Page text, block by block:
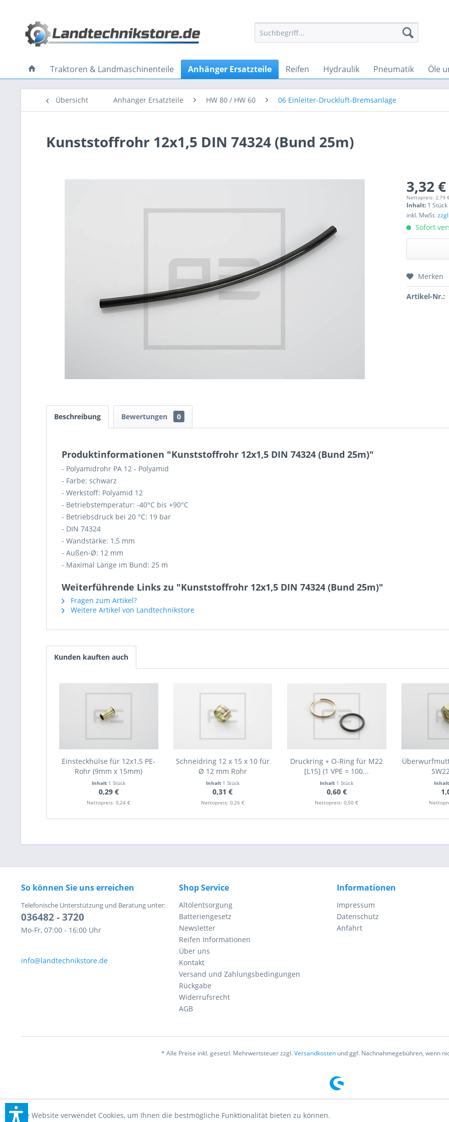
Traktoren & Landmaschinenteile Anhänger Ersatzteile Reifen Hydraulik Pneumatik Öle
Übersicht Anhänger Ersatzteile HW 80 / HW 60 06 Einleiter-Druckluft-Bremsanlage
Kunststoffrohr 12x1,5 DIN 74324 (Bund 25m)
3,32
Nettopreis: 2,79
Inhalt: 1 Stück
inkl. MwSt.
Sofort
Preis
Merken
Artikel-Nr.:
Beschreibung Bewertungen 0
Produktinformationen "Kunststoffrohr 12x1,5 DIN 74324 (Bund 25m)"
- Polyamidrohr PA 12 - Polyamid
- Farbe: schwarz
- Werkstoff: Polyamid 12
- Betriebstemperatur: -40°C bis +90°C
- Betriebsdruck bei 20 °C: 19 bar
- DIN 74324
- Wandstärke: 1,5 mm
- Außen-Ø: 12 mm
- Maximal Länge im Bund: 25 m
Weiterführende Links zu "Kunststoffrohr 12x1,5 DIN 74324 (Bund 25m)"
Fragen zum Artikel?
Weitere Artikel von Landtechnikstore
Kunden kauften auch
Einsteckhülse für 12x1,5 PE-
Rohr (9mm x 15mm)
Inhalt 1 Stück
0,29 €
Nettopreis: 0,24 €
Schneidring 12 x 15 x 10 für
Ø 12 mm Rohr
Inhalt 1 Stück
0,31 €
Nettopreis: 0,26 €
Druckring + O-Ring für M22
[L15] (1 VPE = 100...
Inhalt 1 Stück
0,60 €
Nettopreis: 0,50 €
Inhalt
So können Sie uns erreichen
Telefonische Unterstützung und Beratung unter:
036482 - 3720
Mo-Fr, 07:00 - 16:00 Uhr
info@landtechnikstore.de
Shop Service
Altölentsorgung
Batteriengesetz
Newsletter
Reifen Informationen
Über uns
Kontakt
Versand und Zahlungsbedingungen
Rückgabe
Widerrufsrecht
AGB
Informationen
Impressum
Datenschutz
Anfahrt
* Alle Preise inkl. gesetzl. Mehrwertsteuer zzgl.Versandkostenund ggf. Nachnahmegebühren, wenn
Diese Website verwendet Cookies, um Ihnen die bestmögliche Funktionalität bieten zu können.